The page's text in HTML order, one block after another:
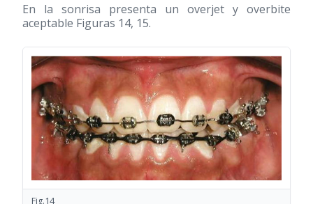
En la sonrisa presenta un overjet y overbite
aceptable Figuras 14, 15.
Fig.14